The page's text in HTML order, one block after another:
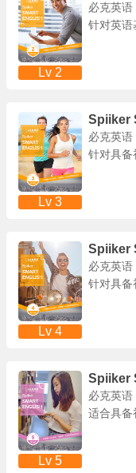
Lv 2
必克英语
针对英语
Lv 3
Spiiker
必克英语
针对具备
Lv 4
Spiiker
必克英语
针对具备
Lv 5
Spiiker
必克英语
适合具备